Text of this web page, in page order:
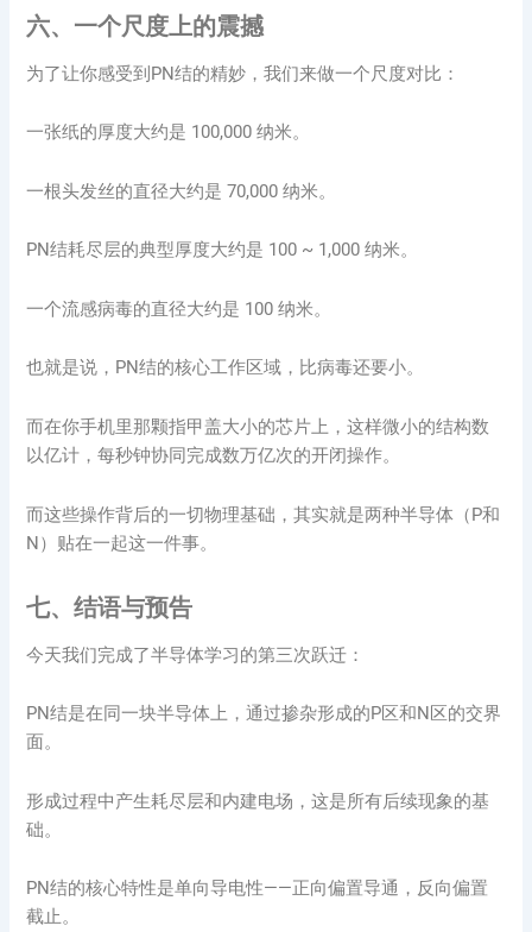
六、一个尺度上的震撼
为了让你感受到PN结的精妙，我们来做一个尺度对比：
一张纸的厚度大约是 100,000 纳米。
一根头发丝的直径大约是 70,000 纳米。
PN结耗尽层的典型厚度大约是 100 ~ 1,000 纳米。
一个流感病毒的直径大约是 100 纳米。
也就是说，PN结的核心工作区域，比病毒还要小。
而在你手机里那颗指甲盖大小的芯片上，这样微小的结构数
以亿计，每秒钟协同完成数万亿次的开闭操作。
而这些操作背后的一切物理基础，其实就是两种半导体（P和
N）贴在一起这一件事。
七、结语与预告
今天我们完成了半导体学习的第三次跃迁：
PN结是在同一块半导体上，通过掺杂形成的P区和N区的交界
面。
形成过程中产生耗尽层和内建电场，这是所有后续现象的基
础。
PN结的核心特性是单向导电性——正向偏置导通，反向偏置
截止。